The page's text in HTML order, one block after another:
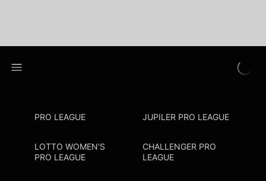
PRO LEAGUE JUPILER PRO LEAGUE
LOTTO WOMEN'S
PRO LEAGUE
CHALLENGER PRO
LEAGUE